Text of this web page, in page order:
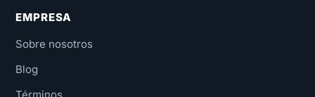
EMPRESA
Sobre nosotros
Blog